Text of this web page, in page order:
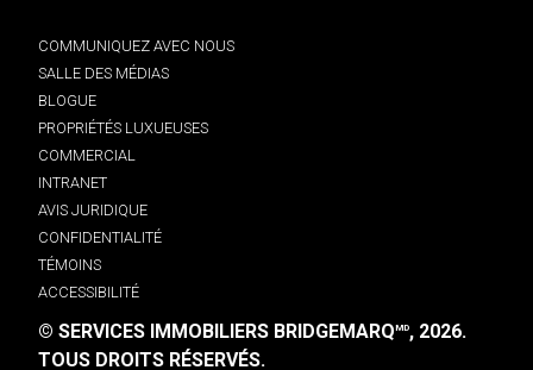
COMMUNIQUEZ AVEC NOUS
SALLE DES MÉDIAS
BLOGUE
PROPRIÉTÉS LUXUEUSES
COMMERCIAL
INTRANET
AVIS JURIDIQUE
CONFIDENTIALITÉ
TÉMOINS
ACCESSIBILITÉ
© SERVICES IMMOBILIERS BRIDGEMARQMD, 2026.
TOUS DROITS RÉSERVÉS.